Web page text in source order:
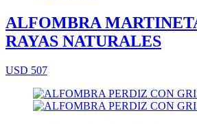
ALFOMBRA
RAYAS NATURALES
USD 507